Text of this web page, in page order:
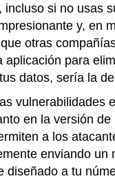
incluso si no usas
y, en
otras
aplicación para
datos, sería la de
vulnerabilidades
en la versión
a los
enviando un
diseñado a tu